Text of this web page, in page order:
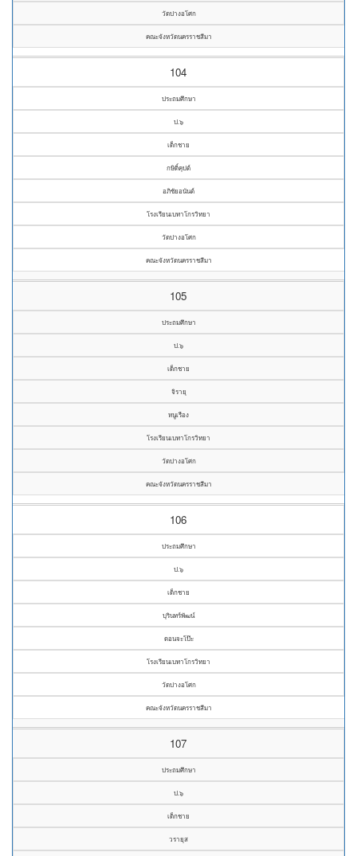
วัดปางอโศก
คณะจังหวัดนครราชสีมา
104
ประถมศึกษา
ป.๖
เด็กชาย
กษิดิ์คุปต์
อภิชัยอนันต์
โรงเรียนเบทาโกรวิทยา
วัดปางอโศก
คณะจังหวัดนครราชสีมา
105
ประถมศึกษา
ป.๖
เด็กชาย
จิรายุ
หนูเรือง
โรงเรียนเบทาโกรวิทยา
วัดปางอโศก
คณะจังหวัดนครราชสีมา
106
ประถมศึกษา
ป.๖
เด็กชาย
บุรินทร์พัฒน์
ดอนจะโป๊ะ
โรงเรียนเบทาโกรวิทยา
วัดปางอโศก
คณะจังหวัดนครราชสีมา
107
ประถมศึกษา
ป.๖
เด็กชาย
วรายุส